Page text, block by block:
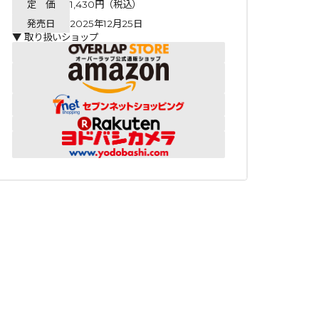
定 価
1,430円（税込）
発売日
2025年12月25日
▼ 取り扱いショップ